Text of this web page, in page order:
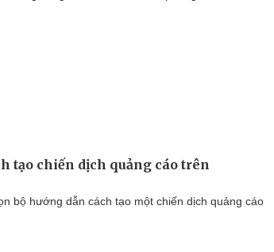
tạo chiến dịch quảng cáo trên
bộ hướng dẫn cách tạo một chiến dịch quảng cáo